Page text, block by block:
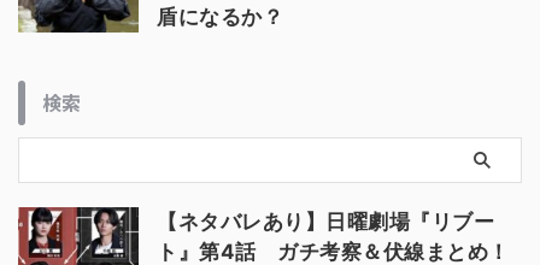
盾になるか？
検索
【ネタバレあり】日曜劇場『リブー
ト』第4話 ガチ考察＆伏線まとめ！